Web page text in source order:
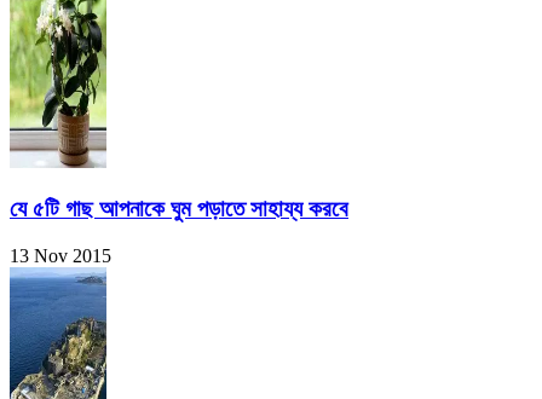
যে ৫টি গাছ আপনাকে ঘুম পড়াতে সাহায্য করবে
13 Nov 2015